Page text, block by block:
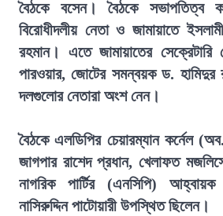
বৈঠকে বসেন। বৈঠকে সভাপতিত্ব
বিরোধীদলীয় নেতা ও জামায়াতে
রহমান। এতে জামায়াতের সেক্রেটারি
পারওয়ার, জোটের সমন্বয়ক ড. হামিদুর
দলগুলোর নেতারা অংশ নেন।
বৈঠকে এলডিপির চেয়ারম্যান কর্নেল
জাগপার রাশেদ প্রধান, খেলাফত
নাগরিক পার্টির (এনসিপি)
নাসিরুদ্দিন পাটোয়ারী উপস্থিত ছিলেন।